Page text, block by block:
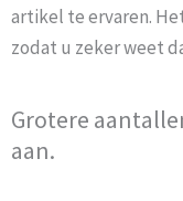
artikel te ervaren.
zodat u zeker weet
Grotere
aan.